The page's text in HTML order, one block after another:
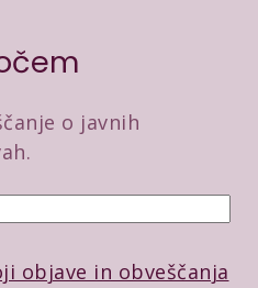
o javnih
objave in obveščanja